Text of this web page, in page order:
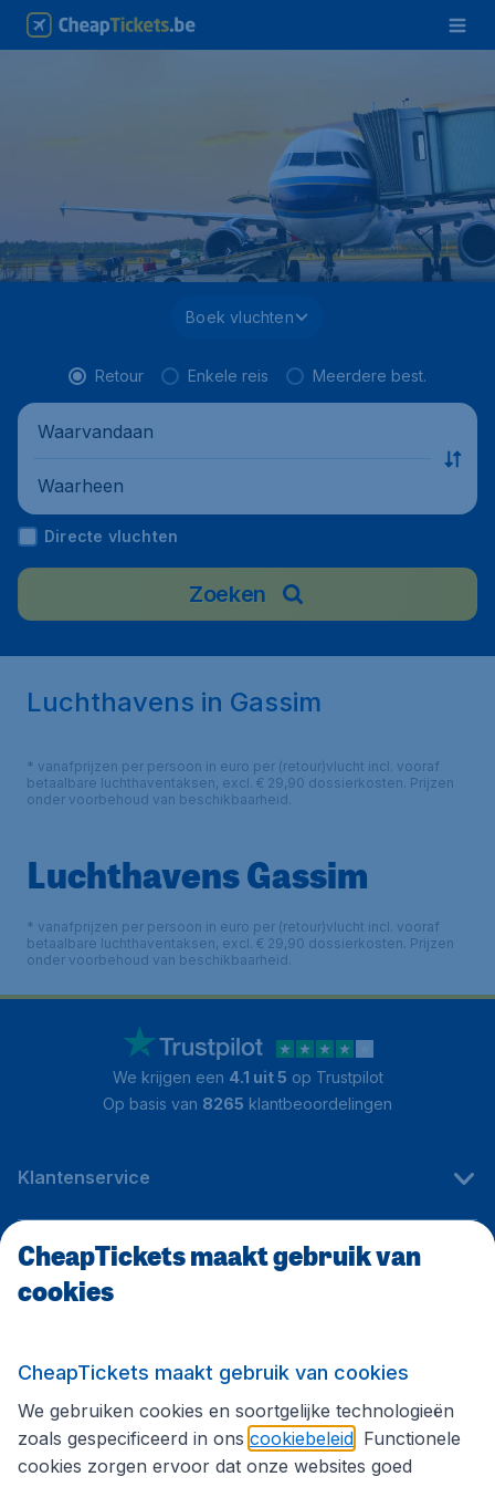
Boek vluchten
Retour Enkele reis Meerdere best.
Waarvandaan
Waarheen
Directe vluchten
Zoeken
Luchthavens in Gassim
* vanafprijzen per persoon in euro per (retour)vlucht incl. vooraf
betaalbare luchthaventaksen, excl. € 29,90 dossierkosten. Prijzen
onder voorbehoud van beschikbaarheid.
Luchthavens Gassim
* vanafprijzen per persoon in euro per (retour)vlucht incl. vooraf
betaalbare luchthaventaksen, excl. € 29,90 dossierkosten. Prijzen
onder voorbehoud van beschikbaarheid.
We krijgen een 4.1 uit 5 op Trustpilot
Op basis van 8265 klantbeoordelingen
Klantenservice
CheapTickets.be
Volg CheapTickets.be
CheapTickets maakt gebruik van
cookies
CheapTickets maakt gebruik van cookies
We gebruiken cookies en soortgelijke technologieën
zoals gespecificeerd in ons cookiebeleid . Functionele
cookies zorgen ervoor dat onze websites goed